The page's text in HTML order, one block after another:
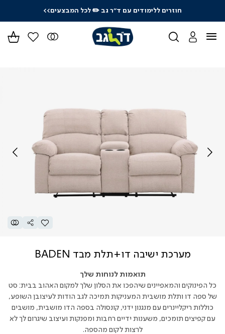
חוזרים ללימודים עם ד"ר גב✏️ לכל המבצעים>>
מערכת ישיבה דו+תלת מבד BADEN
תואמות לנוחות שלך
כל הפינוקים והמאפיינים שיהפכו את הסלון שלך למקום האהוב בבית: סט
של ספה דו ותלת מושבית המעניקות תמיכה לגב הודות לעיצובן השופע,
כוללות ריקליינרים עם מנגנון ידני, קונסולה בספה הדו מושבית, מושבים
עם קפיצים תומכים, משענות ידיים רחבות ומפנקות ועיצוב שיגרום לך לא
לרצות לקום מהספה.